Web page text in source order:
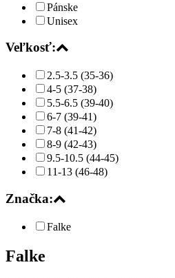
Pánske
Unisex
Veľkosť:
2.5-3.5 (35-36)
4-5 (37-38)
5.5-6.5 (39-40)
6-7 (39-41)
7-8 (41-42)
8-9 (42-43)
9.5-10.5 (44-45)
11-13 (46-48)
Značka:
Falke
Falke